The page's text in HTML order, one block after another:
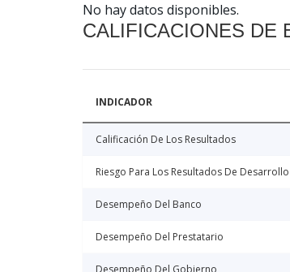
No hay datos disponibles.
CALIFICACIONES DE
INDICADOR
Calificación De Los Resultados
Riesgo Para Los Resultados De Desarrollo
Desempeño Del Banco
Desempeño Del Prestatario